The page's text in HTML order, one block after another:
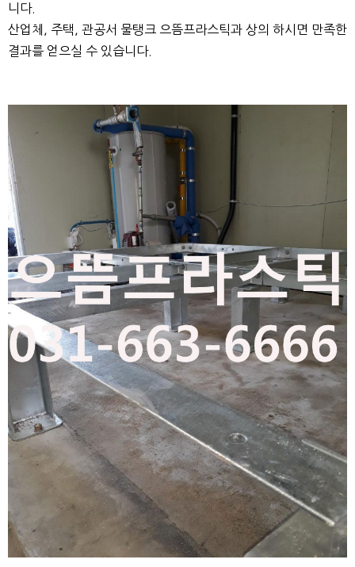
니다.
산업체, 주택, 관공서 물탱크 으뜸프라스틱과 상의 하시면 만족한
결과를 얻으실 수 있습니다.